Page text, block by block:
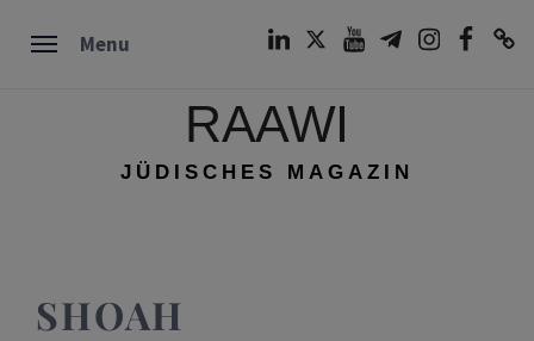
Menu
RAAWI
JÜDISCHES MAGAZIN
SHOAH